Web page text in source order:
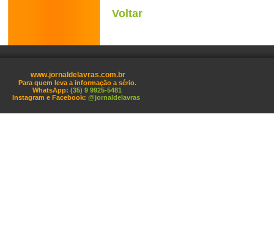
Voltar
www.jornaldelavras.com.br
Para quem leva a informação a sério.
WhatsApp: (35) 9 9925-5481
Instagram e Facebook: @jornaldelavras